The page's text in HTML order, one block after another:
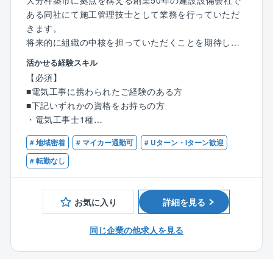
資格を取る際の費用は2回までは会社負担で受けること
が可能です。
創業50年を迎え、皆様の暮らしをはじめ、工業・農
業・漁業の中に関わる多くの設備工事など幅広い分野
を通じて、社会に貢献すべく日々邁進しております。
企業理念として「顧客満足度」「環境保護」「思いや
り」「正確敏速」「技術向上」を掲げ、仕事に対する
目的意識を持って取り組みます。
ある同社にて施工管理技士として業務を行っていただ
きます。
将来的に組織の中核を担っていただくことを期待して
います。
■職務詳細：
・同社の施工担当案件は公共：民間＝6：4となってい
ます。
・工事現場において、監理業務などを主軸とし就業し
ていただきます。
今までの経験を活かしながら、さらに１歩先の業務が
できることも魅力です。
■職務の特性：
同社は、大分杵築エリアにて設備・配管工事事業の多
くを担当しており、地域の生活インフラを支えていま
スキルの高い技術者が数多く在籍していることより電
活かせる経験スキル
【必須】
■電気工事に携わられたご経験のある方
■下記いずれかの資格をお持ちの方
・電気工事士1種
・電気工事施工管理1級
・配管技能士1級
・管工事施工管理技士1級
・土木工事施工管理士1級
・建築工事施工管理士1級
・1級建築士
# 地域密着 # マイカー通勤可
# Uターン・Iターン歓迎
# 転勤なし
お気に入り 詳細を見る
同じ企業の他求人を見る